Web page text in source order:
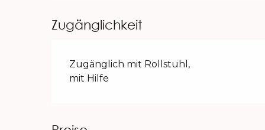
Zugänglichkeit
Zugänglich mit Rollstuhl,
mit Hilfe